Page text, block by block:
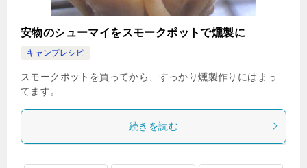
安物のシューマイをスモークポットで燻製に
キャンプレシピ
スモークポットを買ってから、すっかり燻製作りにはまっ
てます。
続きを読む